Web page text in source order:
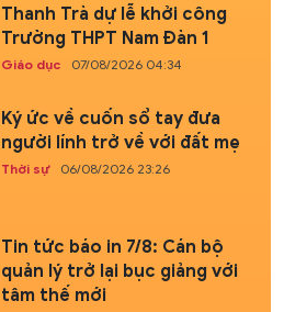
Thanh Trà dự lễ khởi công
Trường THPT Nam Đàn 1
Giáo dục 07/08/2026 04:34
Ký ức về cuốn sổ tay đưa
người lính trở về với đất mẹ
Thời sự 06/08/2026 23:26
Tin tức báo in 7/8: Cán bộ
quản lý trở lại bục giảng với
tâm thế mới